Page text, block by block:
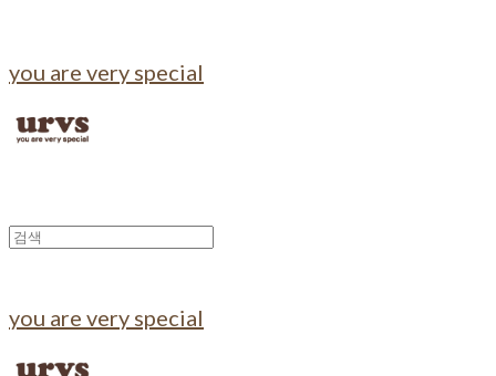
you are very special
you are very special